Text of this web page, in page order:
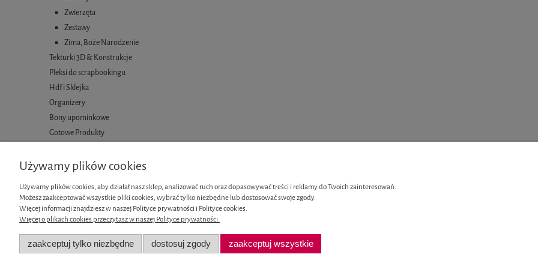
Zwierzęta
Zestawy
Zima, Boże Narodzenie
Tekturki 3D & Konstrukcje
Pleksi do scrapbookingu
Hdf i Sklejka
Organizery
Bony upominkowe
Gotowe Produkty
Informacje
Zwroty i reklamacje
Moje konto
Ustawienia konta
Używamy plików cookies
Używamy plików cookies, aby działał nasz sklep, analizować ruch oraz dopasowywać treści i reklamy do Twoich zainteresowań.
Możesz zaakceptować wszystkie pliki cookies, wybrać tylko niezbędne lub dostosować swoje zgody.
Więcej informacji znajdziesz w naszej Polityce prywatności i Polityce cookies.
Więcej o plikach cookies przeczytasz w naszej Polityce prywatności.
zaakceptuj tylko niezbędne dostosuj zgody zaakceptuj wszystkie